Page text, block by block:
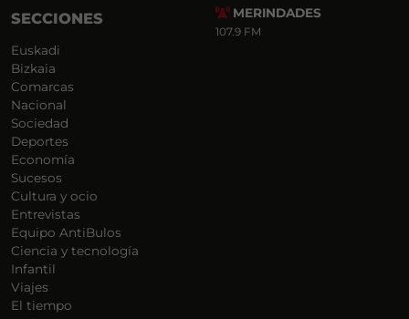
SECCIONES
Euskadi
Bizkaia
Comarcas
Nacional
Sociedad
Deportes
Economía
Sucesos
Cultura y ocio
Entrevistas
Equipo AntiBulos
Ciencia y tecnología
Infantil
Viajes
El tiempo
MERINDADES
107.9 FM